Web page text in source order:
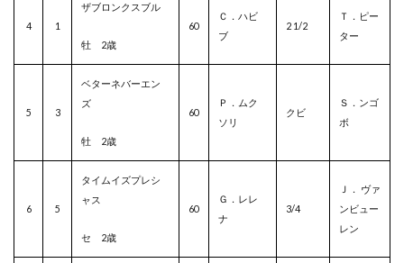
4 1
ザブロンクスブル
牡 2歳
60
Ｃ．ハビ
ブ
2 1/2
Ｔ．ピー
ター
5 3
ベターネバーエン
ズ
牡 2歳
60
Ｐ．ムク
ソリ
クビ
Ｓ．ンゴ
ボ
6 5
タイムイズプレシ
ャス
セ 2歳
60
Ｇ．レレ
ナ
3/4
Ｊ． ヴァ
ンビュー
レン